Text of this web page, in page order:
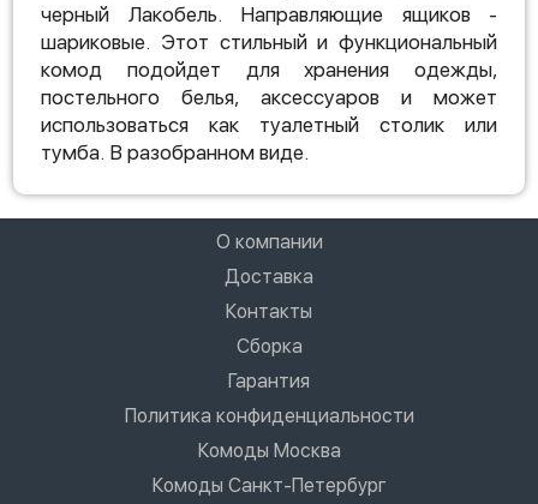
черный Лакобель. Направляющие ящиков -
шариковые. Этот стильный и функциональный
комод подойдет для хранения одежды,
постельного белья, аксессуаров и может
использоваться как туалетный столик или
тумба. В разобранном виде.
О компании
Доставка
Контакты
Сборка
Гарантия
Политика конфиденциальности
Комоды Москва
Комоды Санкт-Петербург